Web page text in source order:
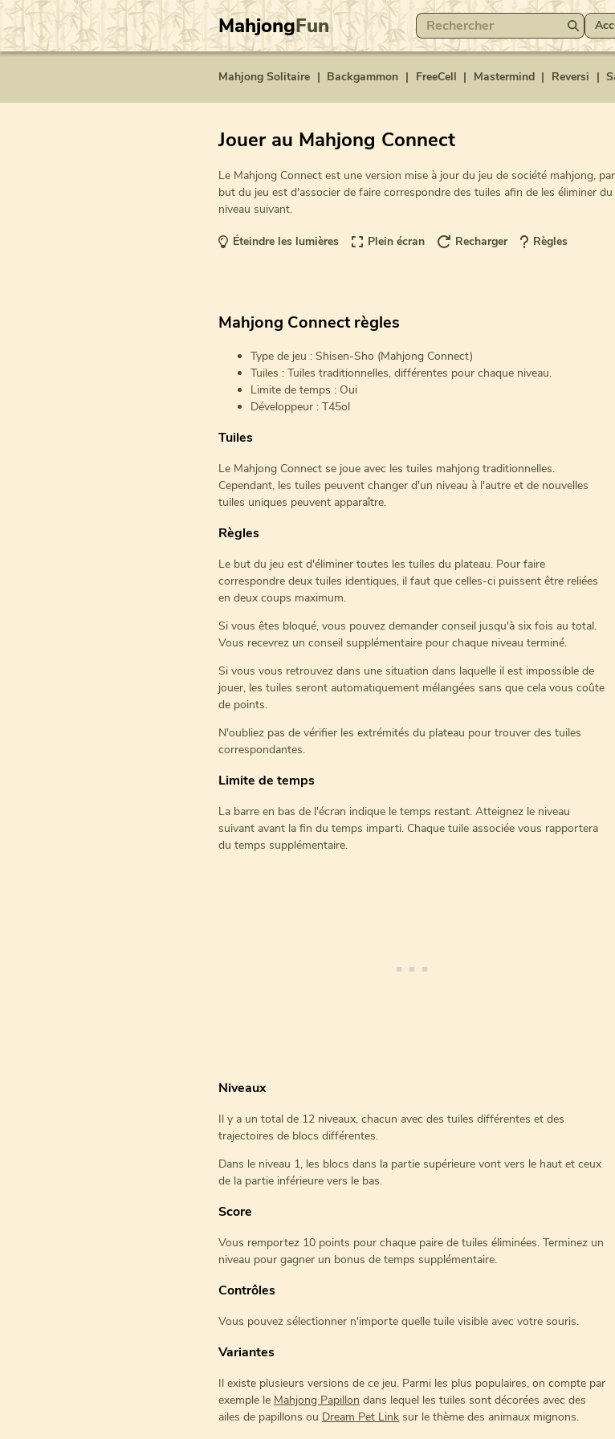
MahjongFun
Mahjong Solitaire | Backgammon | FreeCell | Mastermind | Reversi |
Jouer au Mahjong Connect
Le Mahjong Connect est une version mise à jour du jeu de société mahjong,
but du jeu est d'associer de faire correspondre des tuiles afin de les éliminer
niveau suivant.
Éteindre les lumières Plein écran Recharger Règles
Mahjong Connect règles
Type de jeu : Shisen-Sho (Mahjong Connect)
Tuiles : Tuiles traditionnelles, différentes pour chaque niveau.
Limite de temps : Oui
Développeur : T45ol
Tuiles
Le Mahjong Connect se joue avec les tuiles mahjong traditionnelles.
Cependant, les tuiles peuvent changer d'un niveau à l'autre et de nouvelles
tuiles uniques peuvent apparaître.
Règles
Le but du jeu est d'éliminer toutes les tuiles du plateau. Pour faire
correspondre deux tuiles identiques, il faut que celles-ci puissent être reliées
en deux coups maximum.
Si vous êtes bloqué, vous pouvez demander conseil jusqu'à six fois au total.
Vous recevrez un conseil supplémentaire pour chaque niveau terminé.
Si vous vous retrouvez dans une situation dans laquelle il est impossible de
jouer, les tuiles seront automatiquement mélangées sans que cela vous coûte
de points.
N'oubliez pas de vérifier les extrémités du plateau pour trouver des tuiles
correspondantes.
Limite de temps
La barre en bas de l'écran indique le temps restant. Atteignez le niveau
suivant avant la fin du temps imparti. Chaque tuile associée vous rapportera
du temps supplémentaire.
Niveaux
Il y a un total de 12 niveaux, chacun avec des tuiles différentes et des
trajectoires de blocs différentes.
Dans le niveau 1, les blocs dans la partie supérieure vont vers le haut et ceux
de la partie inférieure vers le bas.
Score
Vous remportez 10 points pour chaque paire de tuiles éliminées. Terminez un
niveau pour gagner un bonus de temps supplémentaire.
Contrôles
Vous pouvez sélectionner n'importe quelle tuile visible avec votre souris.
Variantes
Il existe plusieurs versions de ce jeu. Parmi les plus populaires, on compte par
exemple le Mahjong Papillon dans lequel les tuiles sont décorées avec des
ailes de papillons ou Dream Pet Link sur le thème des animaux mignons.